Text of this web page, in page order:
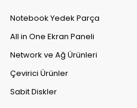
Notebook Yedek Parça
All in One Ekran Paneli
Network ve Ağ Ürünleri
Çevirici Ürünler
Sabit Diskler